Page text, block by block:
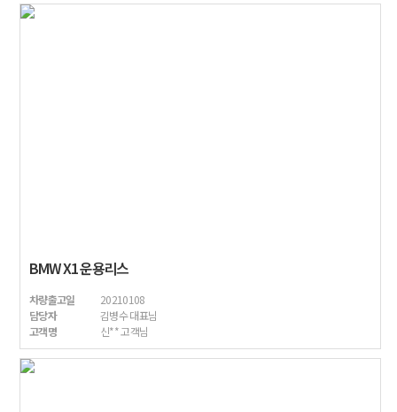
BMW X1 운용리스
차량출고일
20210108
담당자
김병수 대표님
고객명
신** 고객님